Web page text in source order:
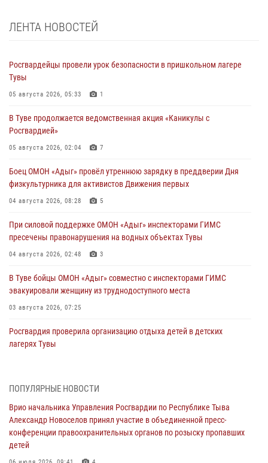
ЛЕНТА НОВОСТЕЙ
Росгвардейцы провели урок безопасности в пришкольном лагере
Тувы
05 августа 2026, 05:33 1
В Туве продолжается ведомственная акция «Каникулы с
Росгвардией»
05 августа 2026, 02:04 7
Боец ОМОН «Адыг» провёл утреннюю зарядку в преддверии Дня
физкультурника для активистов Движения первых
04 августа 2026, 08:28 5
При силовой поддержке ОМОН «Адыг» инспекторами ГИМС
пресечены правонарушения на водных объектах Тувы
04 августа 2026, 02:48 3
В Туве бойцы ОМОН «Адыг» совместно с инспекторами ГИМС
эвакуировали женщину из труднодоступного места
03 августа 2026, 07:25
Росгвардия проверила организацию отдыха детей в детских
лагерях Тувы
Сотрудники вневедомственной охраны приняли участие в акции
29 июля 2026, 09:41
26 сигналов «Тревога» с автотранспортов отработали экипажи
задержаний Росгвардии в Туве с начала года
ПОПУЛЯРНЫЕ НОВОСТИ
Врио начальника Управления Росгвардии по Республике Тыва
Александр Новоселов принял участие в объединенной пресс-
конференции правоохранительных органов по розыску пропавших
детей